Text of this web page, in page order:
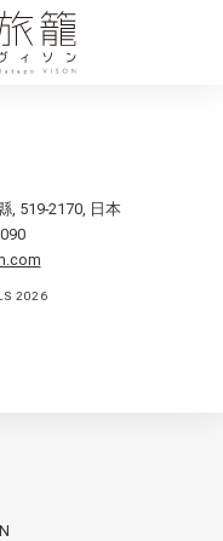
, 519-2170, 日本
2026